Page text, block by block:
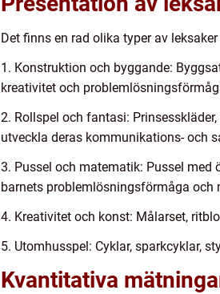
Det finns en rad olika typer av
1. Konstruktion och byggande:
kreativitet och
2. Rollspel och fantasi:
utveckla deras kommunikations- och
3. Pussel och matematik: Pussel
barnets problemlösningsförmåga och
4. Kreativitet och konst: Målarset,
5. Utomhusspel: Cyklar, sparkcyklar,
Kvantitativa